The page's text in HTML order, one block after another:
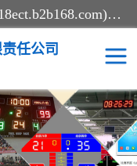
北京易彩通科技有限责任公司(2018ect.b2b168.com)主要提供陕西计时记分系统，全国统一热线：15611947915.北京易彩通科技有限责任公司有一支长期从事智能控制系统研发的高素质的队伍，具有嵌入式系统，视频系统、通信系统、网络系统，体育计时系统的知识和技能。强力打造体育比赛计时计分系统、智能升降旗系统、标准时钟系统、赛事编排及信息发布系统，为用户提供较新的，较廉价的，应用解决方案。
任公司
计时系统